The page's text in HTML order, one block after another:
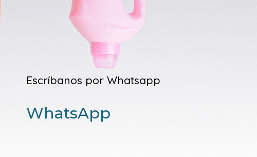
Escríbanos por Whatsapp
WhatsApp